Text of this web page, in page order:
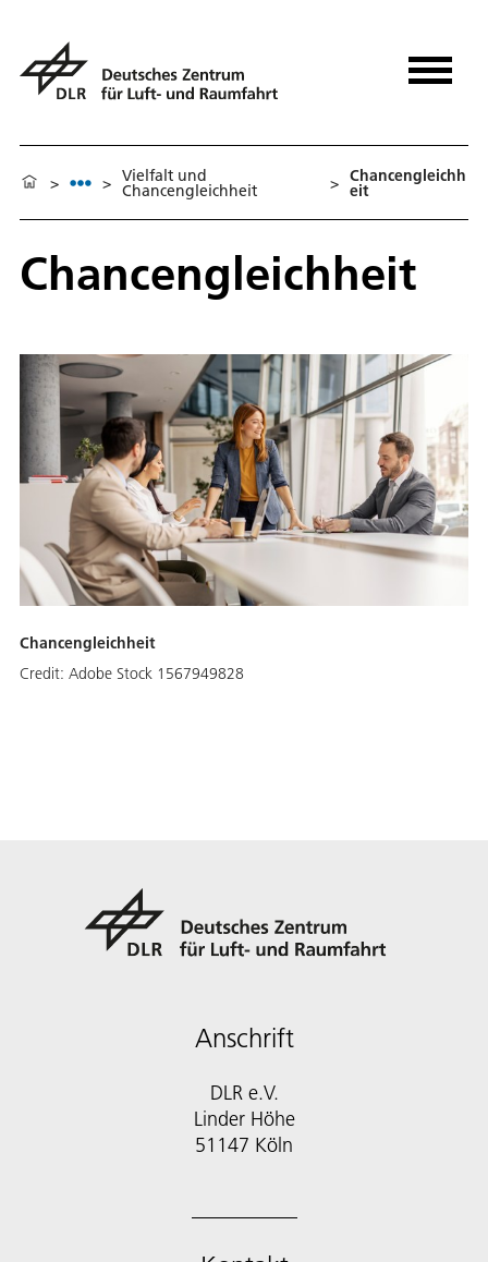
> > Vielfalt und
Chancengleichheit > Chancengleichh
eit
Chancengleichheit
Chancengleichheit
Credit: Adobe Stock 1567949828
Anschrift
DLR e.V.
Linder Höhe
51147 Köln